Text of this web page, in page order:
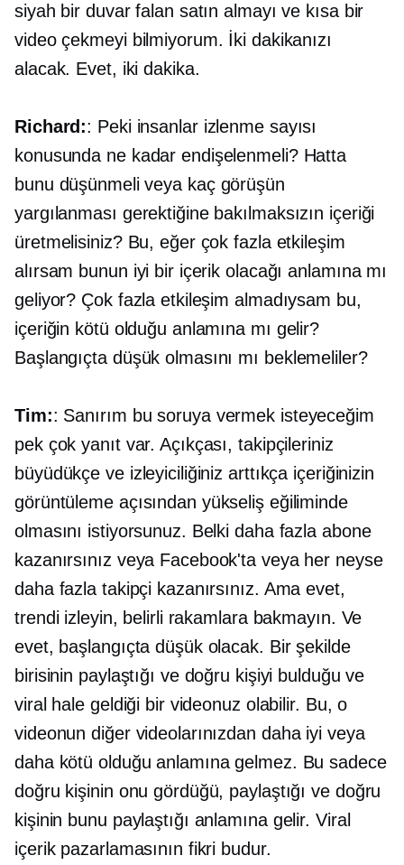
siyah bir duvar falan satın almayı ve kısa bir
video çekmeyi bilmiyorum. İki dakikanızı
alacak. Evet, iki dakika.
Richard:: Peki insanlar izlenme sayısı
konusunda ne kadar endişelenmeli? Hatta
bunu düşünmeli veya kaç görüşün
yargılanması gerektiğine bakılmaksızın içeriği
üretmelisiniz? Bu, eğer çok fazla etkileşim
alırsam bunun iyi bir içerik olacağı anlamına mı
geliyor? Çok fazla etkileşim almadıysam bu,
içeriğin kötü olduğu anlamına mı gelir?
Başlangıçta düşük olmasını mı beklemeliler?
Tim:: Sanırım bu soruya vermek isteyeceğim
pek çok yanıt var. Açıkçası, takipçileriniz
büyüdükçe ve izleyiciliğiniz arttıkça içeriğinizin
görüntüleme açısından yükseliş eğiliminde
olmasını istiyorsunuz. Belki daha fazla abone
kazanırsınız veya Facebook'ta veya her neyse
daha fazla takipçi kazanırsınız. Ama evet,
trendi izleyin, belirli rakamlara bakmayın. Ve
evet, başlangıçta düşük olacak. Bir şekilde
birisinin paylaştığı ve doğru kişiyi bulduğu ve
viral hale geldiği bir videonuz olabilir. Bu, o
videonun diğer videolarınızdan daha iyi veya
daha kötü olduğu anlamına gelmez. Bu sadece
doğru kişinin onu gördüğü, paylaştığı ve doğru
kişinin bunu paylaştığı anlamına gelir. Viral
içerik pazarlamasının fikri budur.